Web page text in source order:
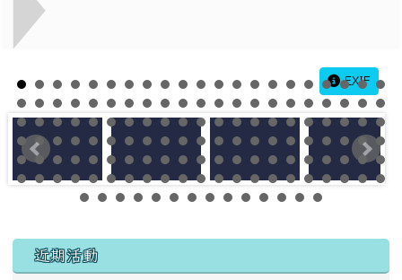
EXIF
左邊區域內容
近期活動